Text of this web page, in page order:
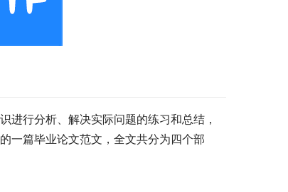
进行分析、解决实际问题的练习和总结，
一篇毕业论文范文，全文共分为四个部